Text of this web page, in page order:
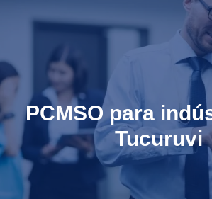
PCMSO para
Tucuruvi